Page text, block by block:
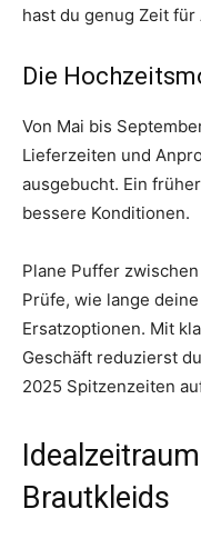
hast du genug Zeit für
Die
Von Mai bis
Lieferzeiten und
ausgebucht. Ein
bessere Konditionen.
Plane Puffer
Prüfe, wie lange
Ersatzoptionen. Mit
Geschäft reduzierst
2025 Spitzenzeiten
Brautkleids